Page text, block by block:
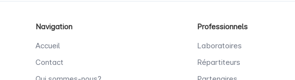
Navigation
Accueil
Contact
Professionnels
Laboratoires
Répartiteurs